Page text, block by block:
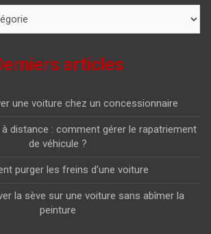
articles
une voiture chez un concessionnaire
distance : comment gérer le rapatriement
de véhicule ?
purger les freins d’une voiture
la sève sur une voiture sans abîmer la
peinture